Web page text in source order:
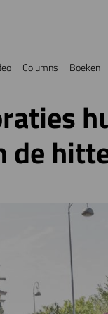
Columns Boeken
de